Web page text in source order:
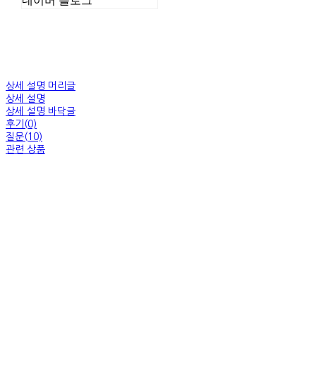
상세 설명 머리글
상세 설명
상세 설명 바닥글
후기(0)
질문(10)
관련 상품